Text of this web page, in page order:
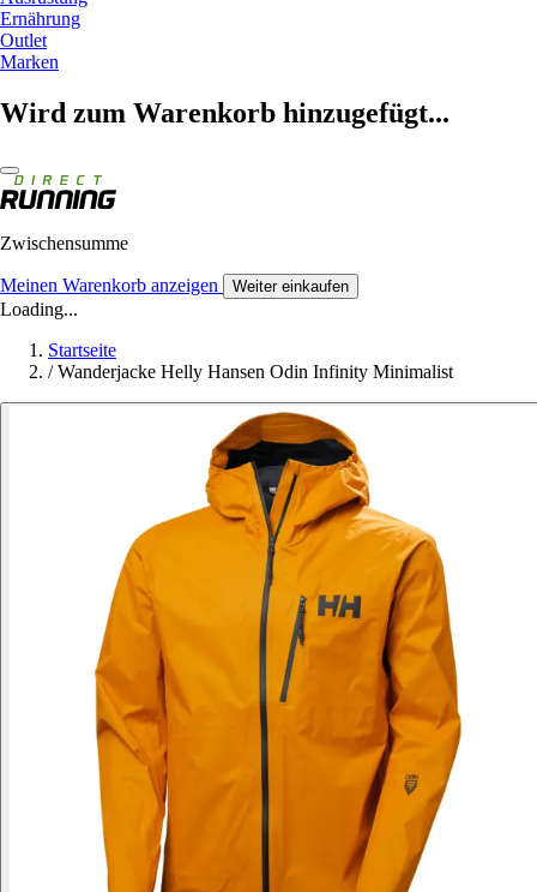
Ernährung
Outlet
Marken
Wird zum Warenkorb hinzugefügt...
Zwischensumme
Meinen Warenkorb anzeigen Weiter einkaufen
Loading...
Startseite
/ Wanderjacke Helly Hansen Odin Infinity Minimalist